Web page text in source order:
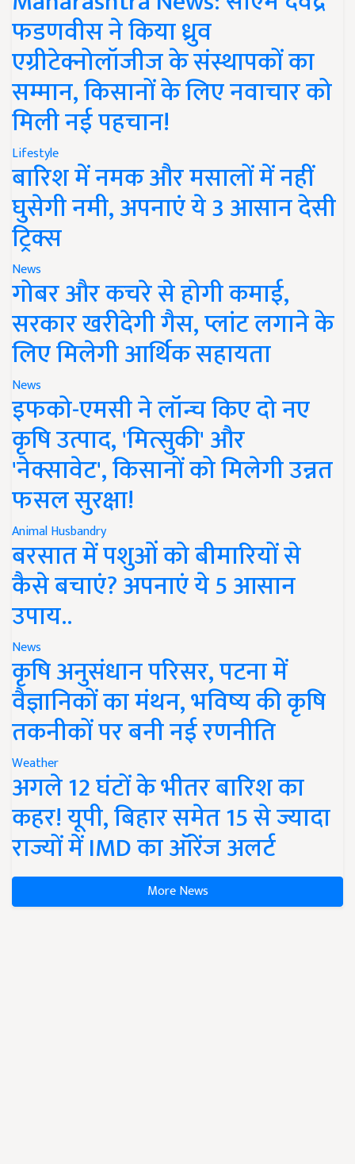
फडणवीस ने किया ध्रुव
एग्रीटेक्नोलॉजीज के संस्थापकों का
सम्मान, किसानों के लिए नवाचार को
मिली नई पहचान!
Lifestyle
बारिश में नमक और मसालों में नहीं
घुसेगी नमी, अपनाएं ये 3 आसान देसी
ट्रिक्स
News
गोबर और कचरे से होगी कमाई,
सरकार खरीदेगी गैस, प्लांट लगाने के
लिए मिलेगी आर्थिक सहायता
News
इफको-एमसी ने लॉन्च किए दो नए
कृषि उत्पाद, 'मित्सुकी' और
'नेक्सावेट', किसानों को मिलेगी उन्नत
फसल सुरक्षा!
Animal Husbandry
बरसात में पशुओं को बीमारियों से
कैसे बचाएं? अपनाएं ये 5 आसान
उपाय..
News
कृषि अनुसंधान परिसर, पटना में
वैज्ञानिकों का मंथन, भविष्य की कृषि
तकनीकों पर बनी नई रणनीति
Weather
अगले 12 घंटों के भीतर बारिश का
कहर! यूपी, बिहार समेत 15 से ज्यादा
राज्यों में IMD का ऑरेंज अलर्ट
More News